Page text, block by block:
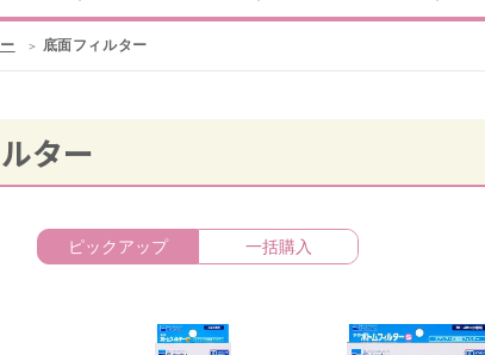
底面フィルター
ター
ピックアップ 一括購入